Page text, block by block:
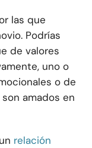
las que
Podrías
de valores
uno o
o de
amados en
relación